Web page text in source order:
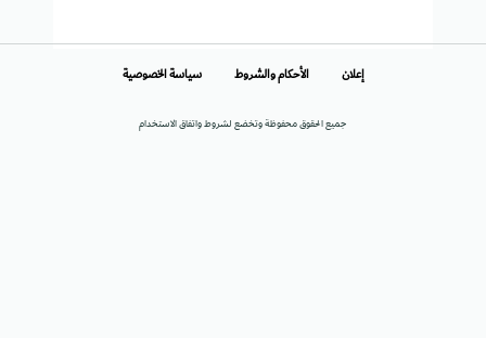
جميع الحقوق محفوظة وتخضع لشروط واتفاق الاستخدام
إعلان الأحكام والشروط سياسة الخصوصية